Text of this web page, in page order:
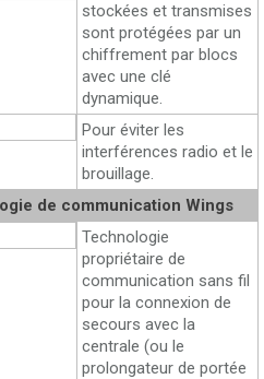
stockées et transmises
sont protégées par un
chiffrement par blocs
avec une clé
dynamique.
Pour éviter les
interférences radio et le
brouillage.
de communication Wings
Technologie
propriétaire de
communication sans fil
pour la connexion de
secours avec la
centrale (ou le
prolongateur de portée